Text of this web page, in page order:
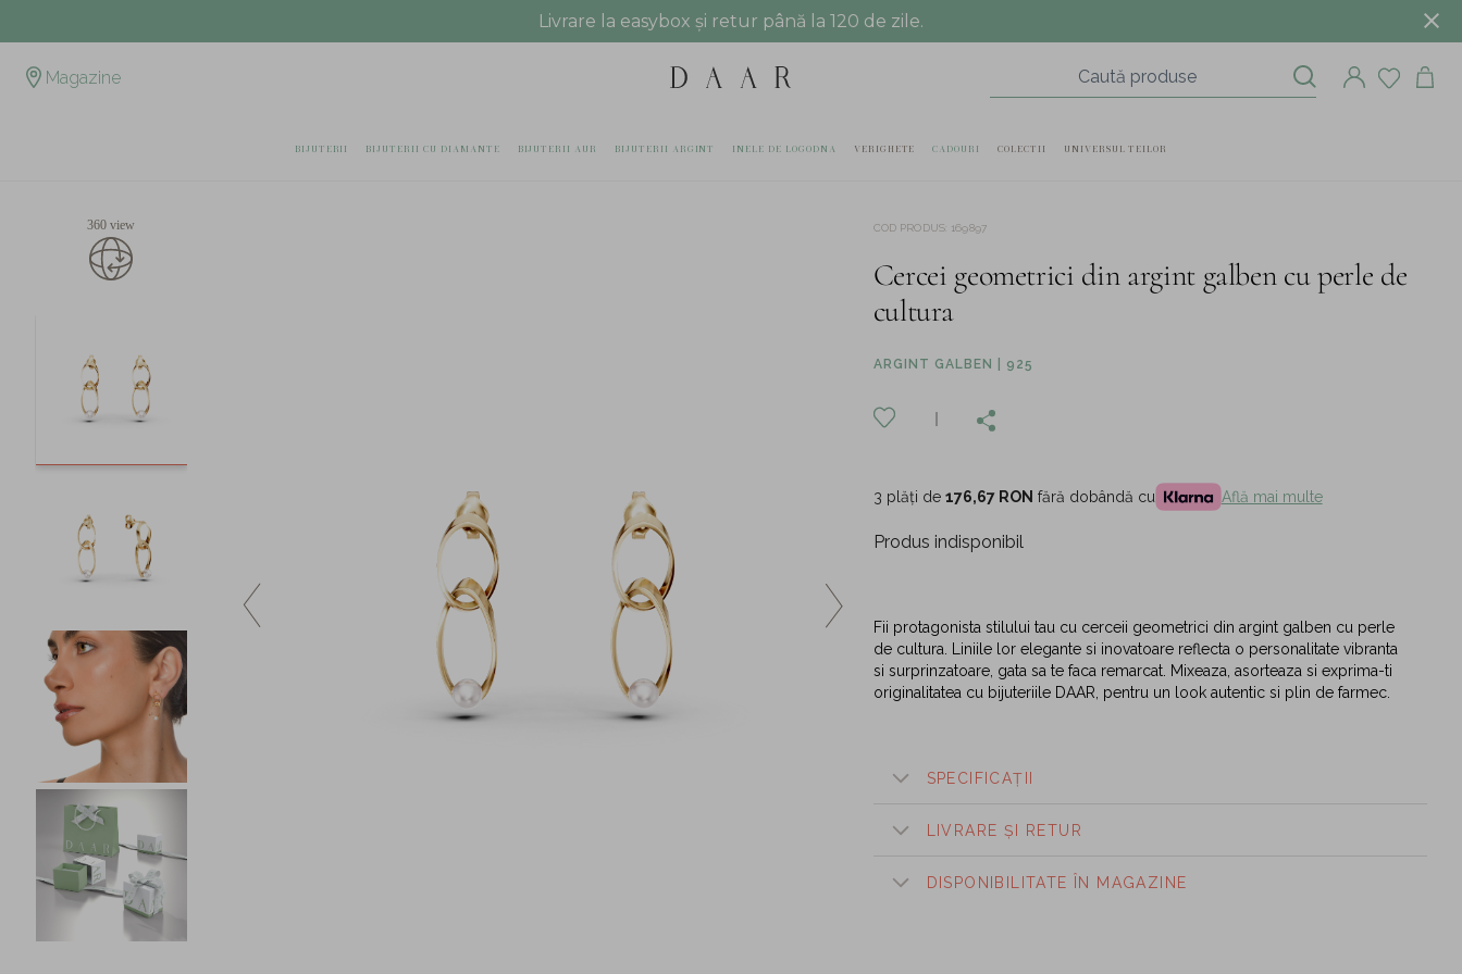
Livrare la easybox și retur până la 120 de zile.
Magazine
BIJUTERII BIJUTERII CU DIAMANTE BIJUTERII AUR BIJUTERII ARGINT INELE DE LOGODNA VERIGHETE CADOURI COLECTII UNIVERSUL TEILOR
360 view COD PRODUS: 169897
Cercei geometrici din argint galben cu perle de
cultura
ARGINT GALBEN | 925
3 plăți de 176,67 RON fără dobândă cu Află mai multe
Produs indisponibil
Fii protagonista stilului tau cu cerceii geometrici din argint galben cu perle
de cultura. Liniile lor elegante si inovatoare reflecta o personalitate vibranta
si surprinzatoare, gata sa te faca remarcat. Mixeaza, asorteaza si exprima-ti
originalitatea cu bijuteriile DAAR, pentru un look autentic si plin de farmec.
SPECIFICAȚII
LIVRARE ȘI RETUR
DISPONIBILITATE ÎN MAGAZINE